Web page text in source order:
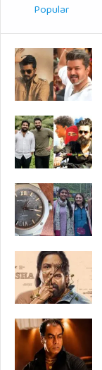
Popular